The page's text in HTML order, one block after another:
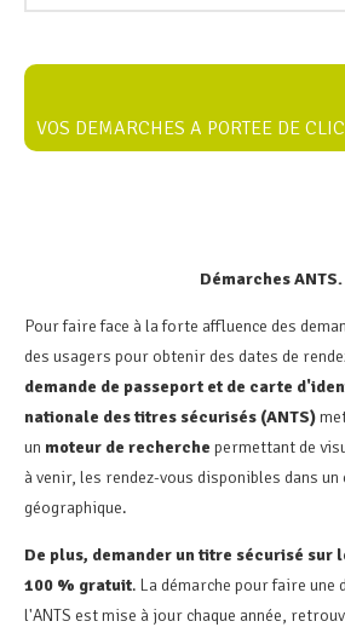
VOS DEMARCHES A PORTEE DE
Démarches ANTS.
Pour faire face à la forte affluence des
des usagers pour obtenir des dates de
demande de passeport et de carte
nationale des titres sécurisés (ANTS)
un moteur de recherche permettant de
à venir, les rendez-vous disponibles dans
géographique.
De plus, demander un titre sécurisé sur
100 % gratuit. La démarche pour faire une
l'ANTS est mise à jour chaque année,